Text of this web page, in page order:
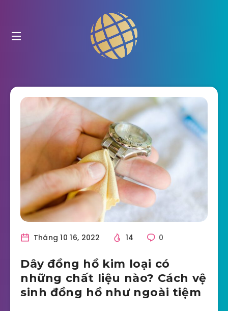
Tháng 10 16, 2022 14 0
Dây đồng hồ kim loại có
những chất liệu nào? Cách vệ
sinh đồng hồ như ngoài tiệm